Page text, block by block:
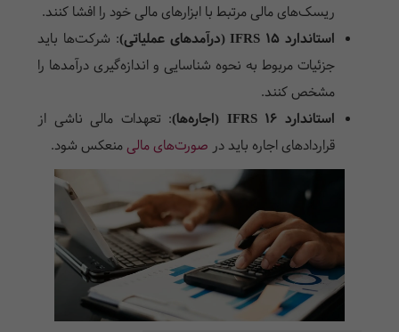
ریسک‌های مالی مرتبط با ابزارهای مالی خود را افشا کنند.
استاندارد IFRS 15 (درآمدهای عملیاتی)
: شرکت‌ها باید
جزئیات مربوط به نحوه شناسایی و اندازه‌گیری درآمدها را
مشخص کنند.
استاندارد IFRS 16 (اجاره‌ها)
: تعهدات مالی ناشی از
قراردادهای اجاره باید در صورت‌های مالی منعکس شود.